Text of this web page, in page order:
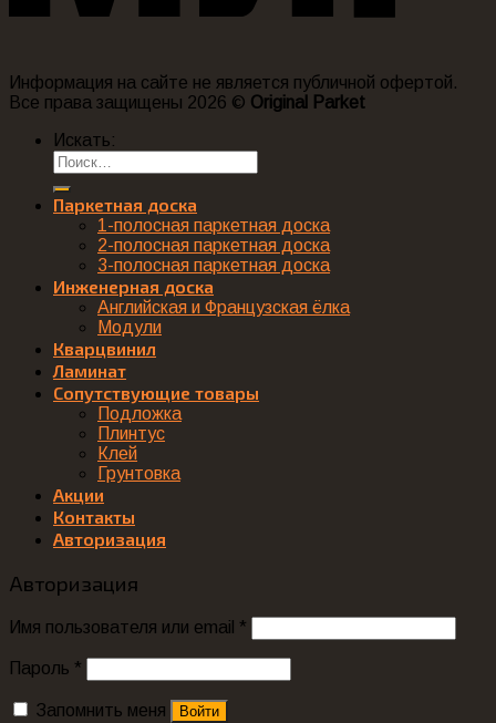
Информация на сайте не является публичной офертой.
Все права защищены 2026 © Original Parket
Искать:
Паркетная доска
1-полосная паркетная доска
2-полосная паркетная доска
3-полосная паркетная доска
Инженерная доска
Английская и Французская ёлка
Модули
Кварцвинил
Ламинат
Сопутствующие товары
Подложка
Плинтус
Клей
Грунтовка
Акции
Контакты
Авторизация
Авторизация
Имя пользователя или email *
Пароль *
Запомнить меня Войти